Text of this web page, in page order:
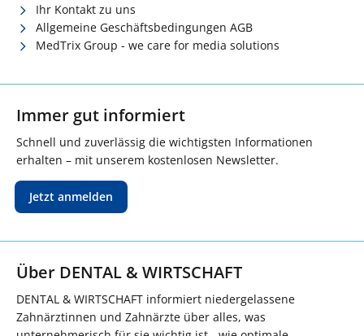
Ihr Kontakt zu uns
Allgemeine Geschäftsbedingungen AGB
MedTrix Group - we care for media solutions
Immer gut informiert
Schnell und zuverlässig die wichtigsten Informationen
erhalten – mit unserem kostenlosen Newsletter.
Jetzt anmelden
Über DENTAL & WIRTSCHAFT
DENTAL & WIRTSCHAFT informiert niedergelassene
Zahnärztinnen und Zahnärzte über alles, was